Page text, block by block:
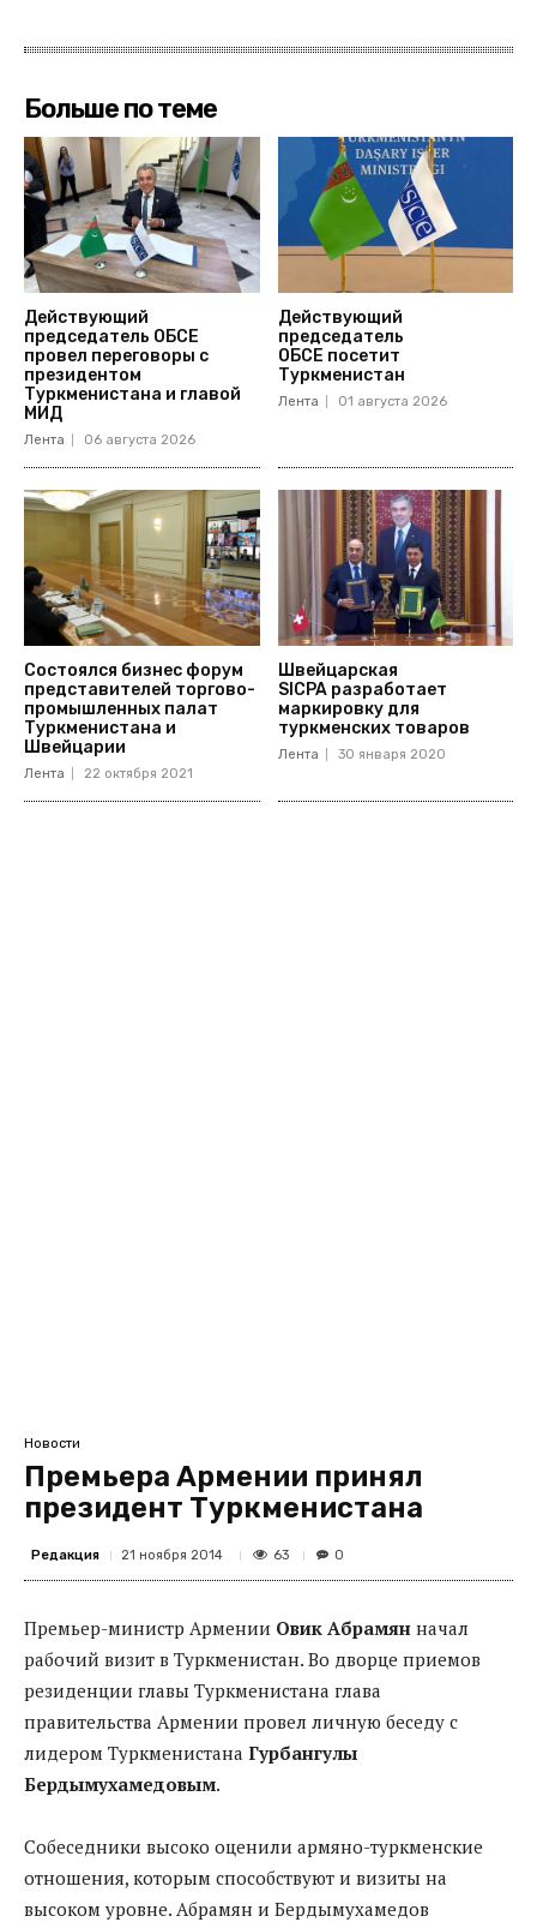
Больше по теме
Действующий
председатель ОБСЕ
провел переговоры с
президентом
Туркменистана и главой
МИД
Лента 06 августа 2026
Действующий
председатель
ОБСЕ посетит
Туркменистан
Лента 01 августа 2026
Состоялся бизнес форум
представителей торгово-
промышленных палат
Туркменистана и
Швейцарии
Лента 22 октября 2021
Швейцарская
SICPA разработает
маркировку для
туркменских товаров
Лента 30 января 2020